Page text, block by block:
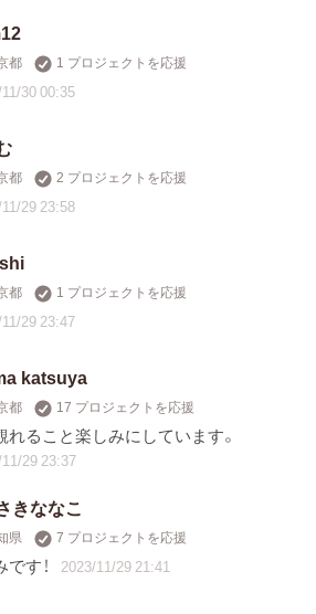
都 1 プロジェクトを応援
30 00:35
都 2 プロジェクトを応援
29 23:58
都 1 プロジェクトを応援
29 23:47
katsuya
都 17 プロジェクトを応援
れること楽しみにしています。
29 23:37
きななこ
県 7 プロジェクトを応援
す！ 2023/11/29 21:41